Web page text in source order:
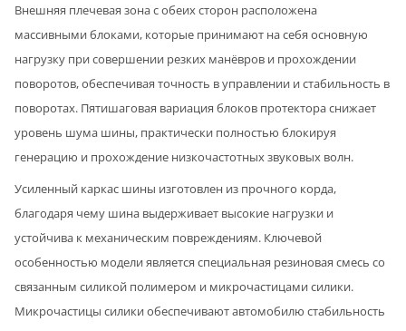
Внешняя плечевая зона с обеих сторон расположена
массивными блоками, которые принимают на себя основную
нагрузку при совершении резких манёвров и прохождении
поворотов, обеспечивая точность в управлении и стабильность в
поворотах. Пятишаговая вариация блоков протектора снижает
уровень шума шины, практически полностью блокируя
генерацию и прохождение низкочастотных звуковых волн.
Усиленный каркас шины изготовлен из прочного корда,
благодаря чему шина выдерживает высокие нагрузки и
устойчива к механическим повреждениям. Ключевой
особенностью модели является специальная резиновая смесь со
связанным силикой полимером и микрочастицами силики.
Микрочастицы силики обеспечивают автомобилю стабильность